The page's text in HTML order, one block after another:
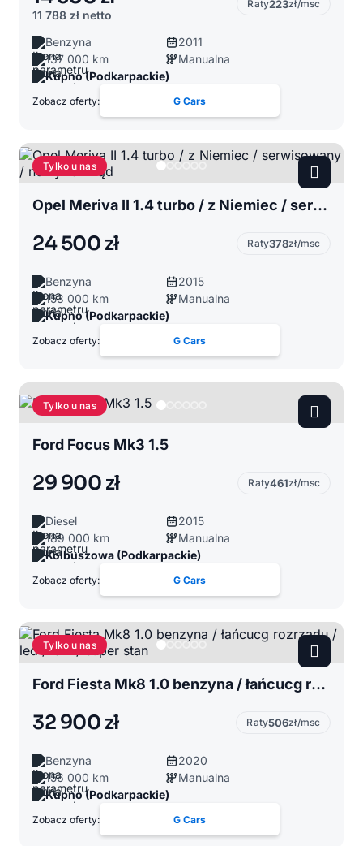
11 788 zł netto
Raty223zł/msc
Benzyna
2011
137 000 km
Manualna
Kupno (Podkarpackie)
Zobacz oferty: G Cars
Tylko u nas
Opel Meriva II 1.4 turbo / z Niemiec / serwisowany / nowy rozrząd
24 500 zł Raty378zł/msc
Benzyna
2015
153 000 km
Manualna
Kupno (Podkarpackie)
Zobacz oferty: G Cars
Tylko u nas
Ford Focus Mk3 1.5
29 900 zł Raty461zł/msc
Diesel
2015
189 000 km
Manualna
Kolbuszowa (Podkarpackie)
Zobacz oferty: G Cars
Tylko u nas
Ford Fiesta Mk8 1.0 benzyna / łańcucg rozrządu / led /navi / super stan
32 900 zł Raty506zł/msc
Benzyna
2020
156 000 km
Manualna
Kupno (Podkarpackie)
Zobacz oferty: G Cars